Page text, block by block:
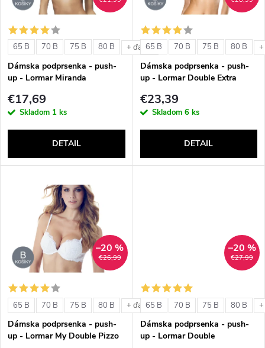
i
e
p
r
d
t
o
v
i
s
p
r
o
d
t
o
v
65 B 70 B 75 B 80 B + ďalšie
Dámska podprsenka - push-
up - Lormar Miranda
€17,69
Skladom 1 ks
DETAIL
65 B 70 B 75 B 80 B
Dámska podprsenka - push-
up - Lormar Double Extra
€23,39
Skladom 6 ks
DETAIL
€26,99
–20 %
65 B 70 B 75 B 80 B + ďalšie
Dámska podprsenka - push-
up - Lormar My Double Pizzo
€27,99
–20 %
65 B 70 B 75 B 80 B
Dámska podprsenka - push-
up - Lormar Double